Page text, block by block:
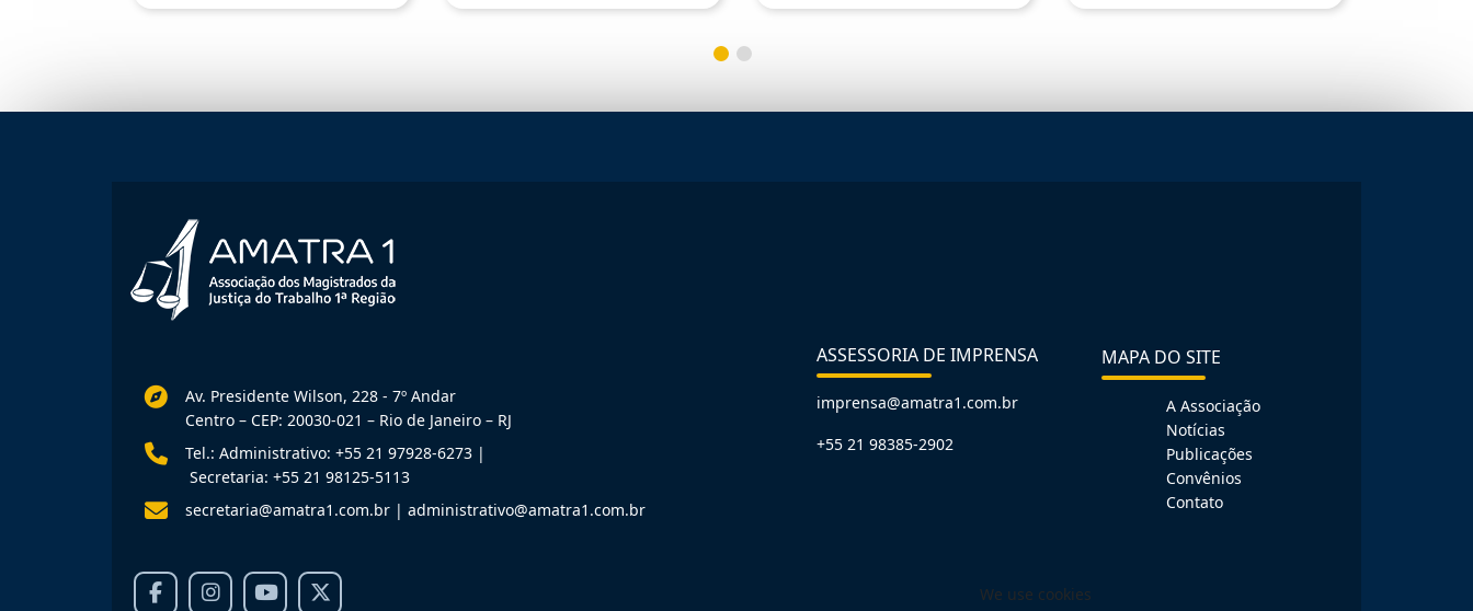
Av. Presidente Wilson, 228 - 7º Andar
Centro – CEP: 20030-021 – Rio de Janeiro – RJ
Tel.: Administrativo: +55 21 97928-6273 |
Secretaria: +55 21 98125-5113
secretaria@amatra1.com.br | administrativo@amatra1.com.br
ASSESSORIA DE IMPRENSA
imprensa@amatra1.com.br
+55 21 98385-2902
MAPA DO SITE
A Associação
Notícias
Publicações
Convênios
Contato
We use cookies